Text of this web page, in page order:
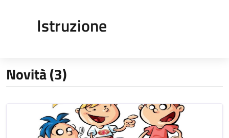
Istruzione
Novità (3)